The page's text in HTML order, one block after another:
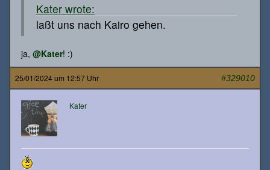
Kater wrote:
laßt uns nach Kairo gehen.
ja, @Kater! :)
25/01/2024 um 12:57 Uhr #329010
Kater